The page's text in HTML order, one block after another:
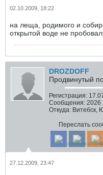
02.10.2009, 18:22
на леща, родимого и
открытой воде не
DROZDOFF
Продвинутый
Регистрация:
Сообщения: 2026
Откуда: Витебск,
Переслать
27.12.2009, 23:47